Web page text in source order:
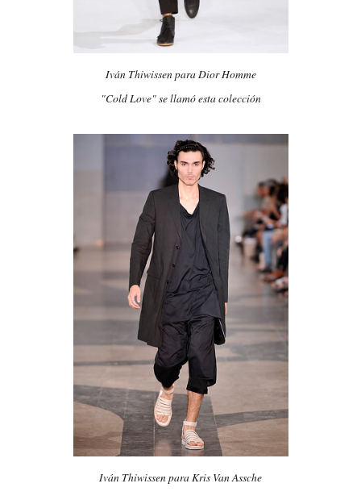
Iván Thiwissen para Dior Homme
"Cold Love" se llamó esta colección
Iván Thiwissen para Kris Van Assche